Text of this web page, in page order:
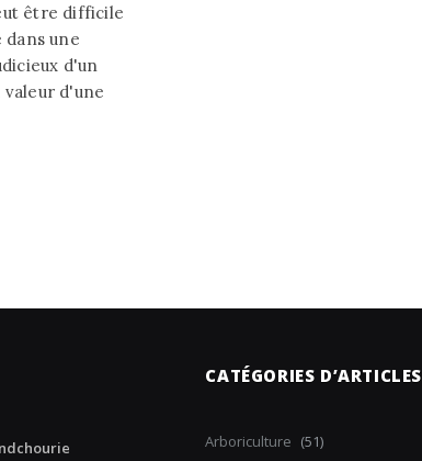
être difficile
une
d'un
d'une
CATÉGORIES D’ARTICLES
Arboriculture (51)